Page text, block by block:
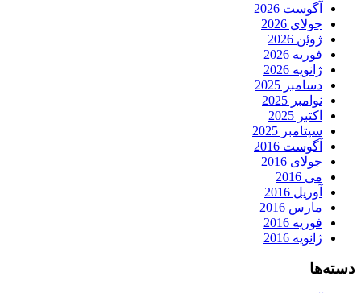
آگوست 2026
جولای 2026
ژوئن 2026
فوریه 2026
ژانویه 2026
دسامبر 2025
نوامبر 2025
اکتبر 2025
سپتامبر 2025
آگوست 2016
جولای 2016
می 2016
آوریل 2016
مارس 2016
فوریه 2016
ژانویه 2016
دسته‌ها